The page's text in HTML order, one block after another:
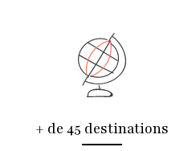
+ de 45 destinations